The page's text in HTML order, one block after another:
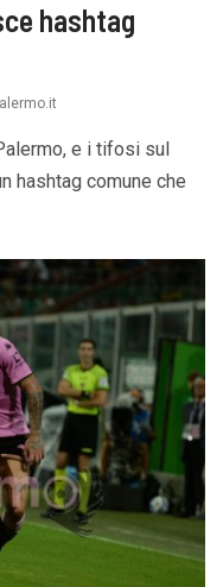
hashtag
e i tifosi sul
hashtag comune che